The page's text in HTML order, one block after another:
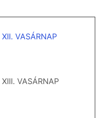
XII. VASÁRNAP
XIII. VASÁRNAP